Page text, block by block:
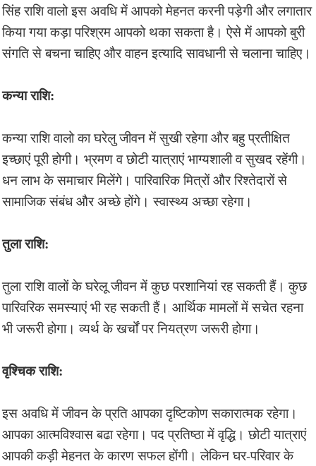
सिंह राशि वालो इस अवधि में आपको मेहनत करनी पड़ेगी और लगातार
किया गया कड़ा परिश्रम आपको थका सकता है। ऐसे में आपको बुरी
संगति से बचना चाहिए और वाहन इत्यादि सावधानी से चलाना चाहिए।
कन्या राशि:
कन्या राशि वालो का घरेलु जीवन में सुखी रहेगा और बहु प्रतीक्षित
इच्छाएं पूरी होगी। भ्रमण व छोटी यात्राएं भाग्यशाली व सुखद रहेंगी।
धन लाभ के समाचार मिलेंगे। पारिवारिक मित्रों और रिश्तेदारों से
सामाजिक संबंध और अच्छे होंगे। स्वास्थ्य अच्छा रहेगा।
तुला राशि:
तुला राशि वालों के घरेलू जीवन में कुछ परशानियां रह सकती हैं। कुछ
पारिवरिक समस्याएं भी रह सकती हैं। आर्थिक मामलों में सचेत रहना
भी जरूरी होगा। व्यर्थ के खर्चों पर नियत्रण जरूरी होगा।
वृश्चिक राशि:
इस अवधि में जीवन के प्रति आपका दृष्टिकोण सकारात्मक रहेगा।
आपका आत्मविश्वास बढा रहेगा। पद प्रतिष्ठा में वृद्धि। छोटी यात्राएं
आपकी कड़ी मेहनत के कारण सफल होंगी। लेकिन घर-परिवार के